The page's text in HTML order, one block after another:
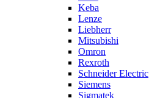
Keba
Lenze
Liebherr
Mitsubishi
Omron
Rexroth
Schneider Electric
Siemens
Sigmatek